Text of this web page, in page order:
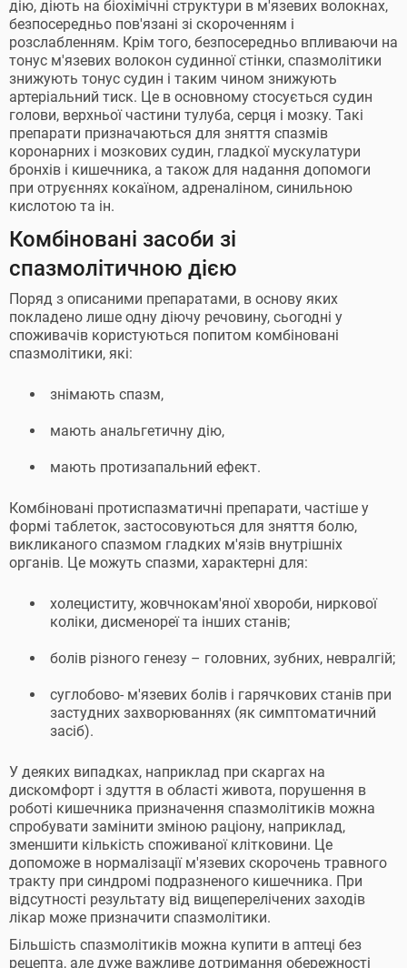
дію, діють на біохімічні структури в м'язевих волокнах,
безпосередньо пов'язані зі скороченням і
розслабленням. Крім того, безпосередньо впливаючи на
тонус м'язевих волокон судинної стінки, спазмолітики
знижують тонус судин і таким чином знижують
артеріальний тиск. Це в основному стосується судин
голови, верхньої частини тулуба, серця і мозку. Такі
препарати призначаються для зняття спазмів
коронарних і мозкових судин, гладкої мускулатури
бронхів і кишечника, а також для надання допомоги
при отруєннях кокаїном, адреналіном, синильною
кислотою та ін.
Комбіновані засоби зі
спазмолітичною дією
Поряд з описаними препаратами, в основу яких
покладено лише одну діючу речовину, сьогодні у
споживачів користуються попитом комбіновані
спазмолітики, які:
знімають спазм,
мають анальгетичну дію,
мають протизапальний ефект.
Комбіновані протиспазматичні препарати, частіше у
формі таблеток, застосовуються для зняття болю,
викликаного спазмом гладких м'язів внутрішніх
органів. Це можуть спазми, характерні для:
холециститу, жовчнокам'яної хвороби, ниркової
коліки, дисменореї та інших станів;
болів різного генезу – головних, зубних, невралгій;
суглобово- м'язевих болів і гарячкових станів при
застудних захворюваннях (як симптоматичний
засіб).
У деяких випадках, наприклад при скаргах на
дискомфорт і здуття в області живота, порушення в
роботі кишечника призначення спазмолітиків можна
спробувати замінити зміною раціону, наприклад,
зменшити кількість споживаної клітковини. Це
допоможе в нормалізації м'язевих скорочень травного
тракту при синдромі подразненого кишечника. При
відсутності результату від вищеперелічених заходів
лікар може призначити спазмолітики.
Більшість спазмолітиків можна купити в аптеці без
рецепта, але дуже важливе дотримання обережності